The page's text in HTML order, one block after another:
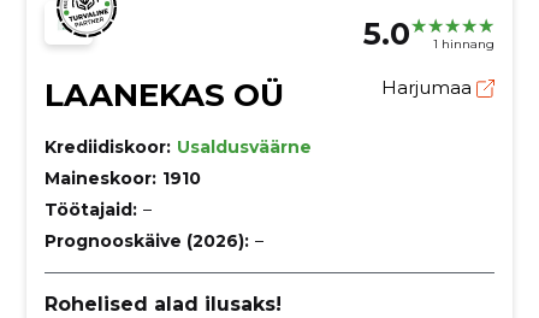
5.0 1 hinnang
LAANEKAS OÜ Harjumaa
Krediidiskoor: Usaldusväärne
Maineskoor: 1910
Töötajaid: –
Prognooskäive (2026): –
Rohelised alad ilusaks!